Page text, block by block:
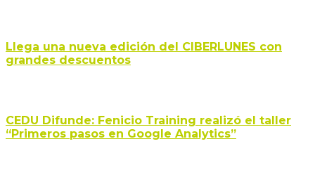
Llega una nueva edición del CIBERLUNES con
grandes descuentos
CEDU Difunde: Fenicio Training realizó el taller
“Primeros pasos en Google Analytics”